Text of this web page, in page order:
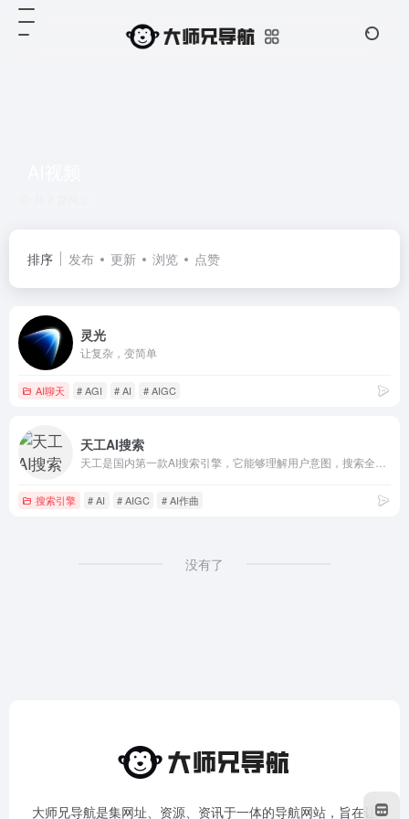
排序 发布 更新 浏览 点赞
灵光
让复杂，变简单
AI聊天 # AGI # AI # AIGC
天工AI搜索
搜索引擎 # AI # AIGC # AI作曲
没有了
大师兄导航是集网址、资源、资讯于一体的导航网站，旨在让